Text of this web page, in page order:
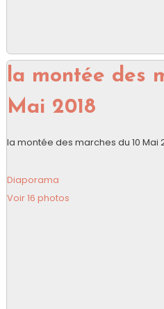
la montée des
Mai 2018
la montée des marches du 10 Mai
Diaporama
Voir 16 photos